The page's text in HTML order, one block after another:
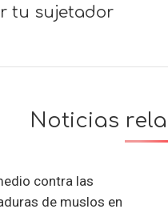
tu sujetador
Noticias
contra las
de muslos en